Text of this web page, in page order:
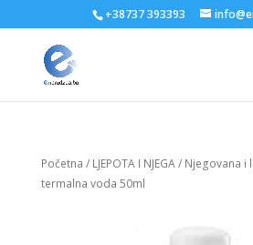
+38737 393393
Početna / LJEPOTA I NJEGA/ Njegovana i
termalna voda 50ml